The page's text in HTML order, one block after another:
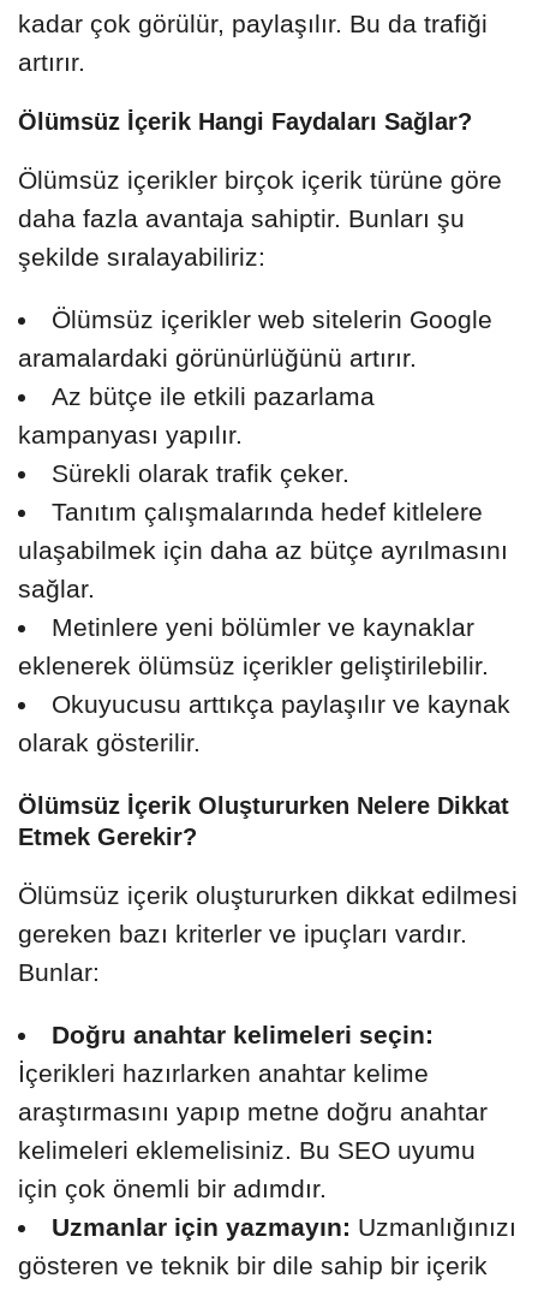
kadar çok görülür, paylaşılır. Bu da trafiği
artırır.
Ölümsüz İçerik Hangi Faydaları Sağlar?
Ölümsüz içerikler birçok içerik türüne göre
daha fazla avantaja sahiptir. Bunları şu
şekilde sıralayabiliriz:
Ölümsüz içerikler web sitelerin Google
aramalardaki görünürlüğünü artırır.
Az bütçe ile etkili pazarlama
kampanyası yapılır.
Sürekli olarak trafik çeker.
Tanıtım çalışmalarında hedef kitlelere
ulaşabilmek için daha az bütçe ayrılmasını
sağlar.
Metinlere yeni bölümler ve kaynaklar
eklenerek ölümsüz içerikler geliştirilebilir.
Okuyucusu arttıkça paylaşılır ve kaynak
olarak gösterilir.
Ölümsüz İçerik Oluştururken Nelere Dikkat
Etmek Gerekir?
Ölümsüz içerik oluştururken dikkat edilmesi
gereken bazı kriterler ve ipuçları vardır.
Bunlar:
Doğru anahtar kelimeleri seçin:
İçerikleri hazırlarken anahtar kelime
araştırmasını yapıp metne doğru anahtar
kelimeleri eklemelisiniz. Bu SEO uyumu
için çok önemli bir adımdır.
Uzmanlar için yazmayın: Uzmanlığınızı
gösteren ve teknik bir dile sahip bir içerik